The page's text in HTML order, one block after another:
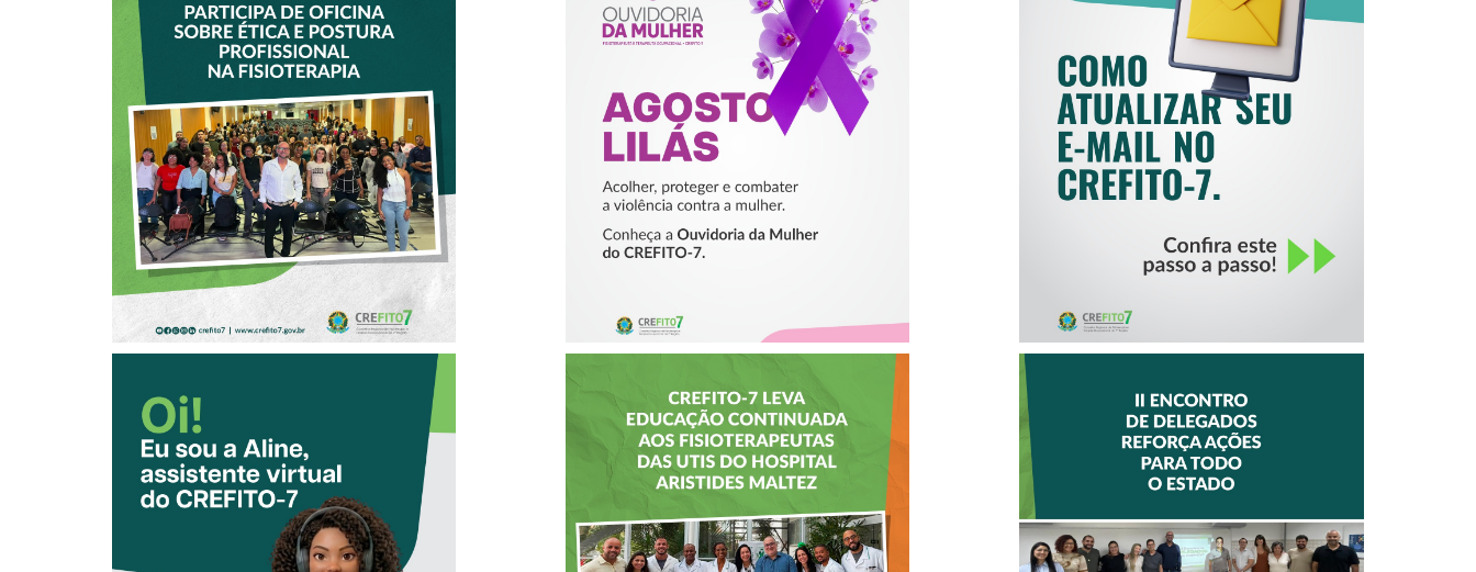
VICE-PRESIDENTE
DO CREFITO-7
PARTICIPA DE
OFICINA SOBRE
ÉTICA E POSTURA
PROFISSIONAL NA
FISIOTERAPIA
AGOSTO LILÁS –
ACOLHER,
PROTEGER E
COMBATER A
VIOLÊNCIA
CONTRA A
MULHER
COMO ATUALIZAR
SEU E-MAIL NO
CREFITO-7
CONHEÇA A
‘ALINE’,
ASSISTENTE
VIRTUAL DO
CREFITO-7 LEVA
EDUCAÇÃO
CONTINUADA AOS
FISIOTERAPEUTAS
DAS UTIs DO
II ENCONTRO DE
REFORÇA AÇÕES
PARA TODO O